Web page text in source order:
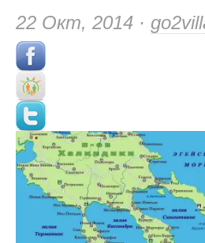
22 Окт, 2014 ·